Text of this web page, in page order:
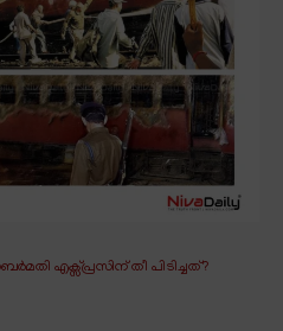
എക്സ്പ്രസിന് തീ പിടിച്ചത്?